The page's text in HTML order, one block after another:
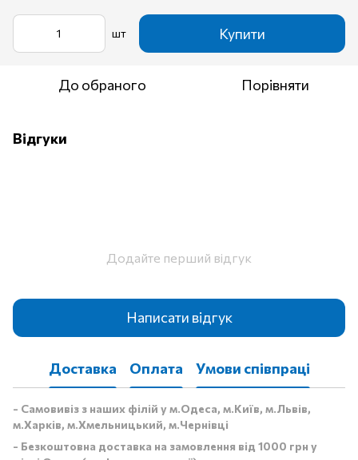
шт Купити
До обраного Порівняти
Відгуки
Додайте перший відгук
Написати відгук
Доставка Оплата Умови співпраці
- Самовивіз з наших філій у м.Одеса, м.Київ, м.Львів,
м.Харків, м.Хмельницький, м.Чернівці
- Безкоштовна доставка на замовлення від 1000 грн у